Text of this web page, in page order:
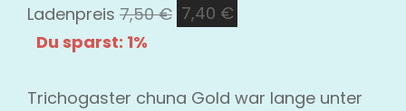
Ladenpreis 7,50€ Ursprünglicher
7,50 €
7,40 €
7,40 €.
Du sparst: 1%
Trichogaster chuna Gold war lange unter